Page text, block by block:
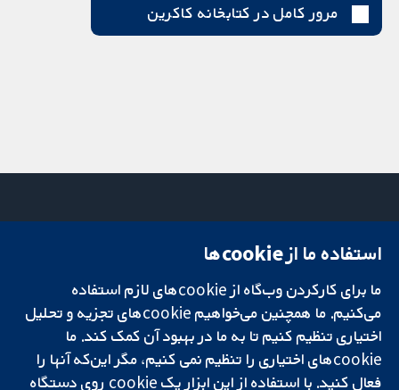
مرور کامل در کتابخانه کاکرین
تحقیقات قابل
اعتماد.
تصمیم‌گیری آگاهانه.
سلامت بهتر.
میدان کاوندیش
لندن
W1G 0AN
بریتانیا
دفتر رسانه‌ای
درباره ما
فرصت‌های
شغلی
Cochrane
استفاده ما از cookie‌ها
ما برای کارکردن وب‌گاه از cookie‌های لازم استفاده
می‌کنیم. ما همچنین می‌خواهیم cookie‌های تجزیه و تحلیل
اختیاری تنظیم کنیم تا به ما در بهبود آن کمک کند. ما
cookie‌های اختیاری را تنظیم نمی کنیم، مگر این‌که آنها را
فعال کنید. با استفاده از این ابزار یک cookie‌ روی دستگاه